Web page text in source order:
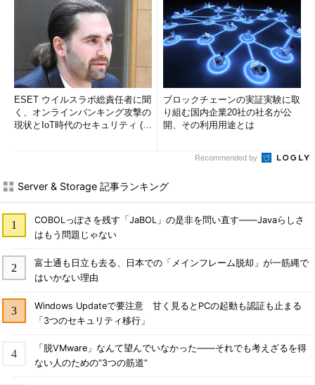
ESET ウイルスラボ総責任者に聞
く、オンラインバンキング攻撃の
現状とIoT時代のセキュリティ (1/
ブロックチェーンの実証実験に取
り組む国内企業20社の社名が公
開、その利用用途とは
Recommended by
Server & Storage 記事ランキング
COBOLっぽさを残す「JaBOL」の是非を問い直す――Javaらしさ
はもう問題じゃない
富士通も日立も去る、日本での「メインフレーム脱却」が一筋縄で
はいかない理由
Windows Updateで要注意 甘く見るとPCの起動も認証も止まる
「3つのセキュリティ移行」
「脱VMware」なんて望んでいなかった――それでも考えざるを得
ない人のための“3つの筋道”